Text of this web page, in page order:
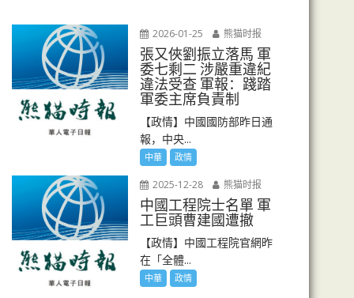
2026-01-25 熊猫时报
張又俠劉振立落馬 軍
委七剩二 涉嚴重違紀
違法受查 軍報：踐踏
軍委主席負責制
【政情】中國國防部昨日通
報，中央...
中華 政情
2025-12-28 熊猫时报
中國工程院士名單 軍
工巨頭曹建國遭撤
【政情】中國工程院官網昨
在「全體...
中華 政情